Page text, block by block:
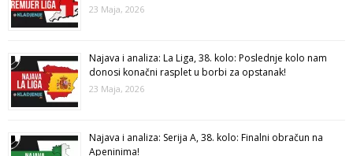
23 Maja, 2026
Najava i analiza: La Liga, 38. kolo: Poslednje kolo nam
donosi konačni rasplet u borbi za opstanak!
23 Maja, 2026
Najava i analiza: Serija A, 38. kolo: Finalni obračun na
Apeninima!